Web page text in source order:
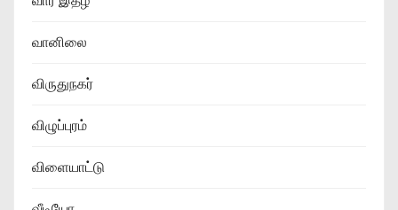
வானிலை
விருதுநகர்
விழுப்புரம்
விளையாட்டு